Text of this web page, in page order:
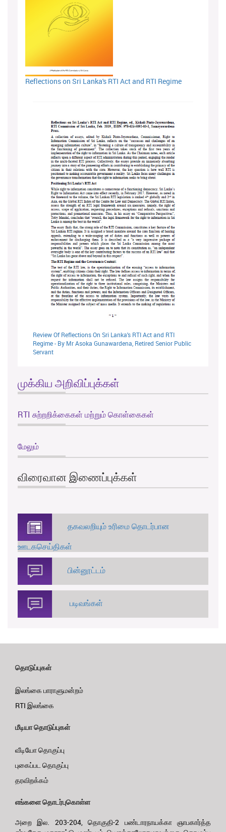
Reflections on Sri Lanka's RTI Act and RTI Regime
Review Of Reflections On Sri Lanka's RTI Act and RTI
Regime - By Mr Asoka Gunawardena, Retired Senior Public
Servant
முக்கிய அறிவிப்புக்கள்
RTI சுற்றறிக்கைகள் மற்றும் கொள்கைகள்
மேலும்
விரைவான இணைப்புக்கள்
தகவலறியும் உரிமை தொடர்பான
ஊடகசெய்திகள்
பின்னூட்டம்
படிவங்கள்
தொடுப்புகள்
இலங்கை பாராளுமன்றம்
RTI இலங்கை
மீடியா தொடுப்புகள்
வீடியோ தொகுப்பு
புகைப்பட தொகுப்பு
தரவிறக்கம்
எங்களை தொடர்புகொள்ள
அறை இல. 203-204, தொகுதி-2 பண்டாரநாயக்கா ஞாபகார்த்த